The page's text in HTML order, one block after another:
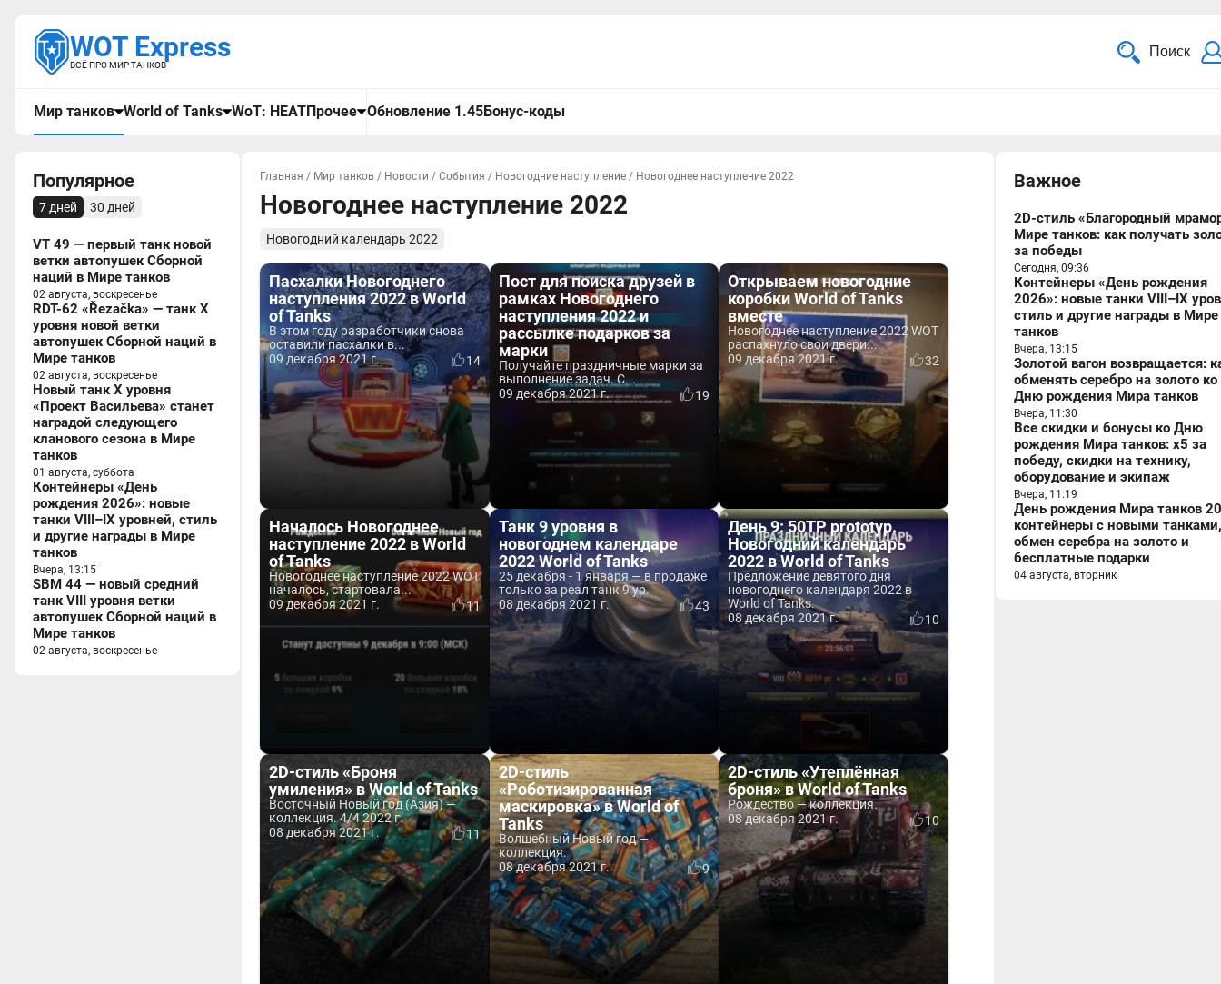
WOT Express
ВСЁ ПРО МИР ТАНКОВ
Поиск
Мир танков World of Tanks WoT: HEATПрочее Обновление 1.45Бонус-коды
Популярное
7 дней 30 дней
VT 49 — первый танк новой
ветки автопушек Сборной
наций в Мире танков
02 августа, воскресенье
RDT-62 «Řezačka» — танк X
уровня новой ветки
автопушек Сборной наций в
Мире танков
02 августа, воскресенье
Новый танк X уровня
«Проект Васильева» станет
наградой следующего
кланового сезона в Мире
танков
01 августа, суббота
Контейнеры «День
рождения 2026»: новые
танки VIII–IX уровней, стиль
и другие награды в Мире
танков
Вчера, 13:15
SBM 44 — новый средний
танк VIII уровня ветки
автопушек Сборной наций в
Мире танков
02 августа, воскресенье
Главная / Мир танков / Новости / События / Новогодние наступление / Новогоднее наступление 2022
Новогоднее наступление 2022
Новогодний календарь 2022
Пасхалки Новогоднего
наступления 2022 в World
of Tanks
В этом году разработчики снова
оставили пасхалки в...
09 декабря 2021 г.
14
Пост для поиска друзей в
рамках Новогоднего
наступления 2022 и
рассылке подарков за
марки
Получайте праздничные марки за
выполнение задач. С...
09 декабря 2021 г.
19
Открываем новогодние
коробки World of Tanks
вместе
Новогоднее наступление 2022 WOT
распахнуло свои двери...
09 декабря 2021 г.
32
Началось Новогоднее
наступление 2022 в World
of Tanks
Новогоднее наступление 2022 WOT
началось, стартовала...
09 декабря 2021 г.
11
Танк 9 уровня в
новогоднем календаре
2022 World of Tanks
25 декабря - 1 января — в продаже
только за реал танк 9 ур.
08 декабря 2021 г.
43
День 9: 50TP prototyp.
Новогодний календарь
2022 в World of Tanks
Предложение девятого дня
новогоднего календаря 2022 в
World of Tanks.
08 декабря 2021 г.
10
2D-стиль «Броня
умиления» в World of Tanks
Восточный Новый год (Азия) —
коллекция. 4/4 2022 г.
08 декабря 2021 г.
11
2D-стиль
«Роботизированная
маскировка» в World of
Tanks
Волшебный Новый год —
коллекция.
08 декабря 2021 г.
9
2D-стиль «Утеплённая
броня» в World of Tanks
Рождество — коллекция.
08 декабря 2021 г.
10
Важное
2D-стиль «Благородный
Мире танков: как получать
за победы
Сегодня, 09:36
Контейнеры «День рождения
2026»: новые танки VIII–IX
стиль и другие награды в Мире
танков
Вчера, 13:15
Золотой вагон возвращается:
обменять серебро на золото ко
Дню рождения Мира танков
Вчера, 11:30
Все скидки и бонусы ко Дню
рождения Мира танков: x5 за
победу, скидки на технику,
оборудование и экипаж
Вчера, 11:19
День рождения Мира танков
контейнеры с новыми танками,
обмен серебра на золото и
бесплатные подарки
04 августа, вторник